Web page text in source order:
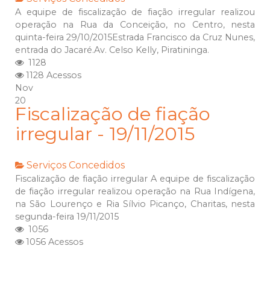
A equipe de fiscalização de fiação irregular realizou
operação na Rua da Conceição, no Centro, nesta
quinta-feira 29/10/2015Estrada Francisco da Cruz Nunes,
entrada do Jacaré.Av. Celso Kelly, Piratininga.
1128
1128 Acessos
Nov
20
Fiscalização de fiação
irregular - 19/11/2015
Serviços Concedidos
Fiscalização de fiação irregular A equipe de fiscalização
de fiação irregular realizou operação na Rua Indígena,
na São Lourenço e Ria Sílvio Picanço, Charitas, nesta
segunda-feira 19/11/2015
1056
1056 Acessos